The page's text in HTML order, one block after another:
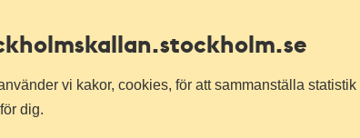
.stockholm.se
vi kakor, cookies, för att sammanställa
dig.